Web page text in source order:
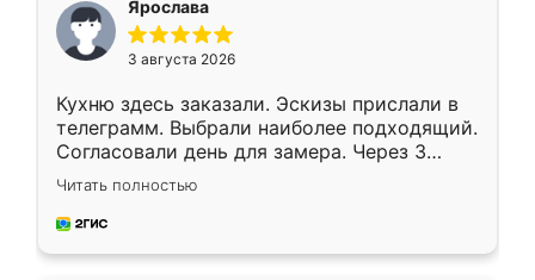
Ярослава
3 августа 2026
Кухню здесь заказали. Эскизы прислали в
телеграмм. Выбрали наиболее подходящий.
Согласовали день для замера. Через 3
недели кухня была уже готова. Остались
довольны работой. Спасибо Ренессанс
мебель за качественную работу!
Читать полностью